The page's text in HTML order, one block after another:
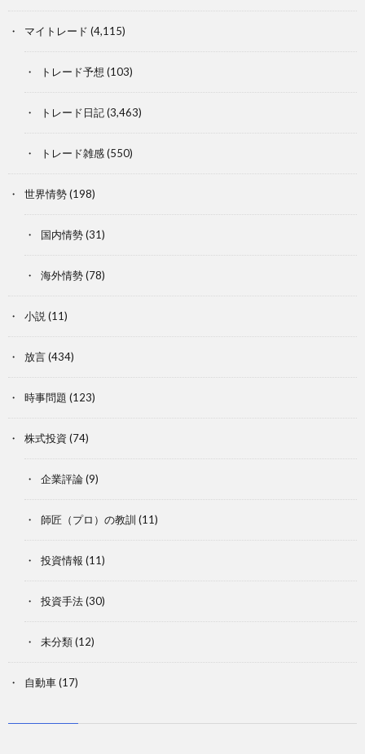
マイトレード (4,115)
トレード予想 (103)
トレード日記(3,463)
トレード雑感(550)
世界情勢(198)
国内情勢(31)
海外情勢(78)
小説 (11)
放言(434)
時事問題 (123)
株式投資 (74)
企業評論(9)
師匠（プロ）の教訓 (11)
投資情報 (11)
投資手法(30)
未分類(12)
自動車(17)